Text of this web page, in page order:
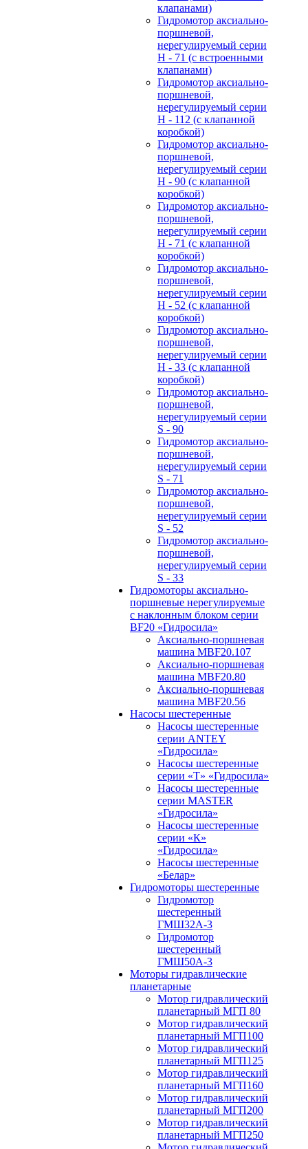
клапанами)
Гидромотор аксиально-
поршневой,
нерегулируемый cерии
H - 71 (с встроенными
клапанами)
Гидромотор аксиально-
поршневой,
нерегулируемый cерии
H - 112 (с клапанной
коробкой)
Гидромотор аксиально-
поршневой,
нерегулируемый cерии
H - 90 (с клапанной
коробкой)
Гидромотор аксиально-
поршневой,
нерегулируемый cерии
H - 71 (с клапанной
коробкой)
Гидромотор аксиально-
поршневой,
нерегулируемый cерии
H - 52 (с клапанной
коробкой)
Гидромотор аксиально-
поршневой,
нерегулируемый cерии
H - 33 (с клапанной
коробкой)
Гидромотор аксиально-
поршневой,
нерегулируемый cерии
S - 90
Гидромотор аксиально-
поршневой,
нерегулируемый cерии
S - 71
Гидромотор аксиально-
поршневой,
нерегулируемый cерии
S - 52
Гидромотор аксиально-
поршневой,
нерегулируемый cерии
S - 33
Гидромоторы аксиально-
поршневые нерегулируемые
с наклонным блоком серии
BF20 «Гидросила»
Аксиально-поршневая
машина MBF20.107
Аксиально-поршневая
машина MBF20.80
Аксиально-поршневая
машина MBF20.56
Насосы шестеренные
Насосы шестеренные
серии ANTEY
«Гидросила»
Насосы шестеренные
серии «Т» «Гидросила»
Насосы шестеренные
серии MASTER
«Гидросила»
Насосы шестеренные
серии «К»
«Гидросила»
Насосы шестеренные
«Белар»
Гидромоторы шестеренные
Гидромотор
шестеренный
ГМШ32A-3
Гидромотор
шестеренный
ГМШ50А-3
Моторы гидравлические
планетарные
Мотор гидравлический
планетарный МГП 80
Мотор гидравлический
планетарный МГП100
Мотор гидравлический
планетарный МГП125
Мотор гидравлический
планетарный МГП160
Мотор гидравлический
планетарный МГП200
Мотор гидравлический
планетарный МГП250